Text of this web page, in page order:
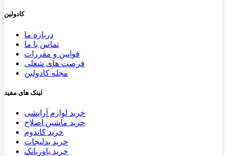
کادولین
درباره ما
تماس با ما
قوانین و مقررات
فرصت های شغلی
مجله کادولین
لینک های مفید
خرید لوازم آرایشی
خرید ماشین اصلاح
خرید کاندوم
خرید بدلیجات
خرید پاوربانک